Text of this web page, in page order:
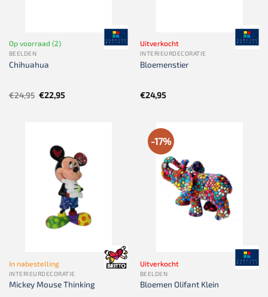
Op voorraad (2)
BEELDEN
Chihuahua
€24,95 Oorspronkelijke
prijs
€22,95Huidige
Uitverkocht
INTERIEURDECORATIE
Bloemenstier
€24,95
In nabestelling
INTERIEURDECORATIE
Mickey Mouse Thinking
-17%
Uitverkocht
BEELDEN
Bloemen Olifant Klein